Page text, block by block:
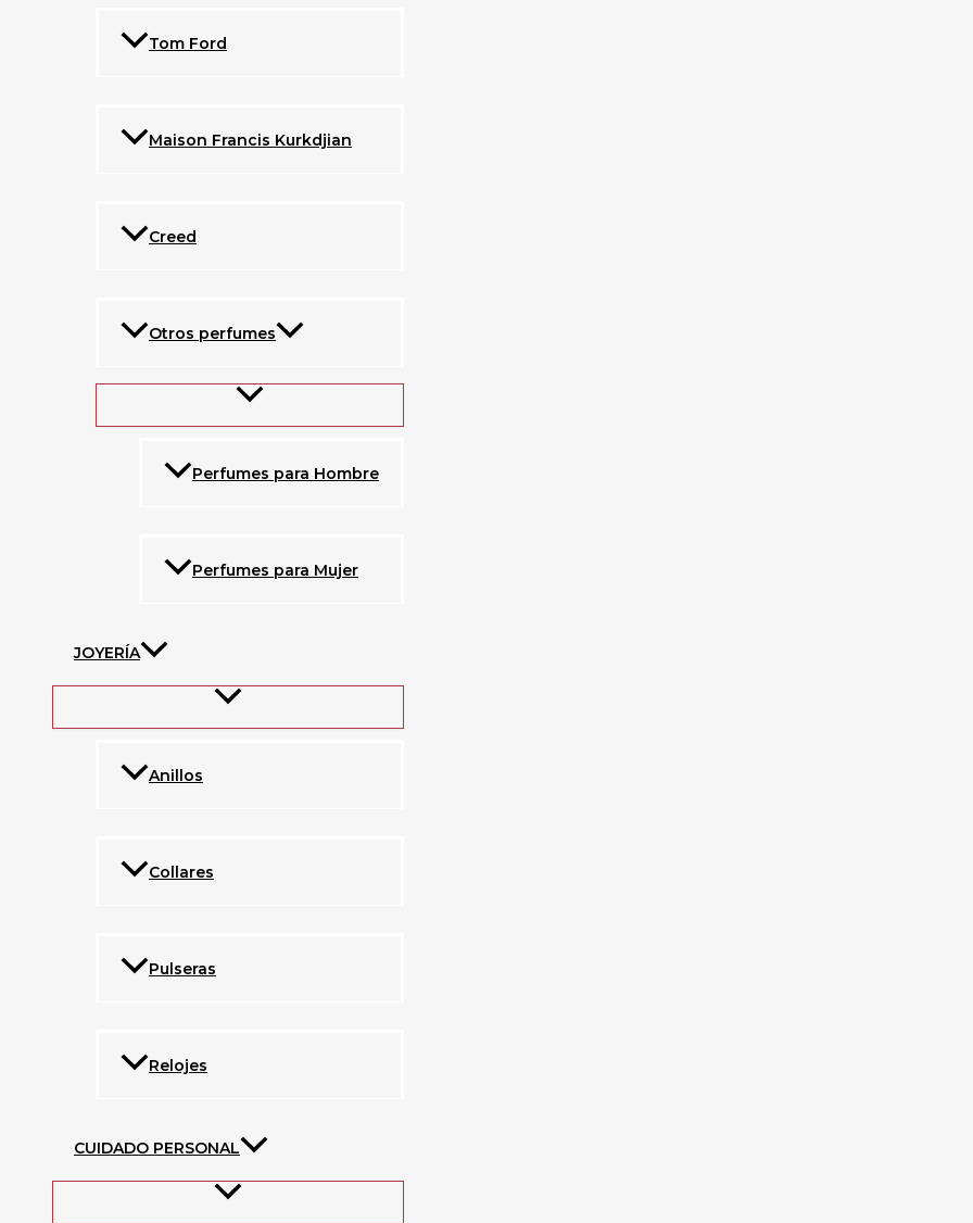
Tom Ford
Maison Francis Kurkdjian
Creed
Otros perfumes
Perfumes para Hombre
Perfumes para Mujer
JOYERÍA
Anillos
Collares
Pulseras
Relojes
CUIDADO PERSONAL